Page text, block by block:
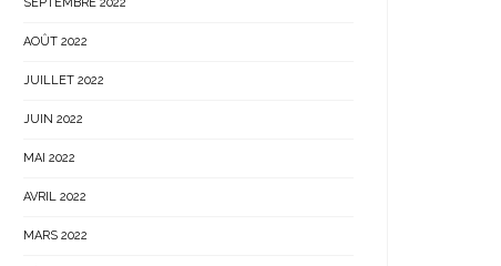
AOÛT 2022
JUILLET 2022
JUIN 2022
MAI 2022
AVRIL 2022
MARS 2022